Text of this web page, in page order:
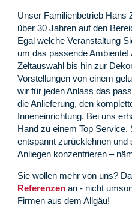
Unser Familienbetrieb Hans
über 30 Jahren auf den
Egal welche Veranstaltung
um das passende Ambiente!
Zeltauswahl bis hin zur
Vorstellungen von einem
wir für jeden Anlass das
die Anlieferung, den
Inneneinrichtung. Bei uns
Hand zu einem Top
entspannt zurücklehnen und
Anliegen konzentrieren –
Sie wollen mehr von uns?
Referenzen an - nicht
Firmen aus dem Allgäu!